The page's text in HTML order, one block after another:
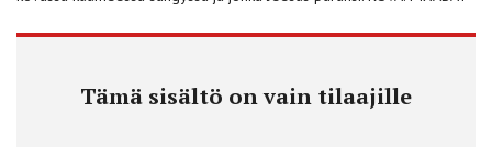
Tämä sisältö on vain tilaajille